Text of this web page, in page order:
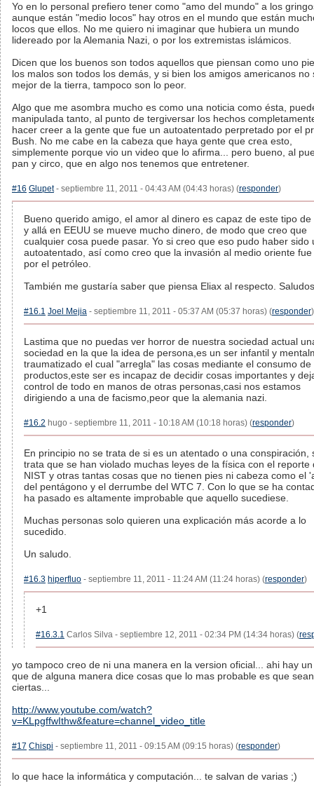
Yo en lo personal prefiero tener como "amo del mundo" a los
aunque están "medio locos" hay otros en el mundo que están
locos que ellos. No me quiero ni imaginar que hubiera un mundo
lidereado por la Alemania Nazi, o por los extremistas islámicos.
Dicen que los buenos son todos aquellos que piensan como uno
los malos son todos los demás, y si bien los amigos americanos no
mejor de la tierra, tampoco son lo peor.
Algo que me asombra mucho es como una noticia como ésta,
manipulada tanto, al punto de tergiversar los hechos
hacer creer a la gente que fue un autoatentado perpretado por el
Bush. No me cabe en la cabeza que haya gente que crea esto,
simplemente porque vio un video que lo afirma... pero bueno, al
pan y circo, que en algo nos tenemos que entretener.
#16 Glupet- septiembre 11, 2011 - 04:43 AM (04:43 horas) (responder)
Bueno querido amigo, el amor al dinero es capaz de este tipo de
y allá en EEUU se mueve mucho dinero, de modo que creo que
cualquier cosa puede pasar. Yo si creo que eso pudo haber sido
autoatentado, así como creo que la invasión al medio oriente
por el petróleo.
También me gustaría saber que piensa Eliax al respecto.
#16.1 Joel Mejia - septiembre 11, 2011 - 05:37 AM (05:37 horas) (responder)
Lastima que no puedas ver horror de nuestra sociedad actual
sociedad en la que la idea de persona,es un ser infantil y
traumatizado el cual "arregla" las cosas mediante el consumo de
productos,este ser es incapaz de decidir cosas importantes y
control de todo en manos de otras personas,casi nos estamos
dirigiendo a una de facismo,peor que la alemania nazi.
#16.2 hugo - septiembre 11, 2011 - 10:18 AM (10:18 horas) (responder)
En principio no se trata de si es un atentado o una conspiración,
trata que se han violado muchas leyes de la física con el reporte
NIST y otras tantas cosas que no tienen pies ni cabeza como el
del pentágono y el derrumbe del WTC 7. Con lo que se ha
ha pasado es altamente improbable que aquello sucediese.
Muchas personas solo quieren una explicación más acorde a lo
sucedido.
Un saludo.
#16.3 hiperfluo - septiembre 11, 2011 - 11:24 AM (11:24 horas) (responder)
+1
#16.3.1 Carlos Silva - septiembre 12, 2011 - 02:34 PM (14:34 horas) (
yo tampoco creo de ni una manera en la version oficial... ahi hay
que de alguna manera dice cosas que lo mas probable es que sean
ciertas...
http://www.youtube.com/watch?
v=KLpgffwIthw&feature=channel_video_title
#17 Chispi - septiembre 11, 2011 - 09:15 AM (09:15 horas) (responder)
lo que hace la informática y computación... te salvan de varias ;)